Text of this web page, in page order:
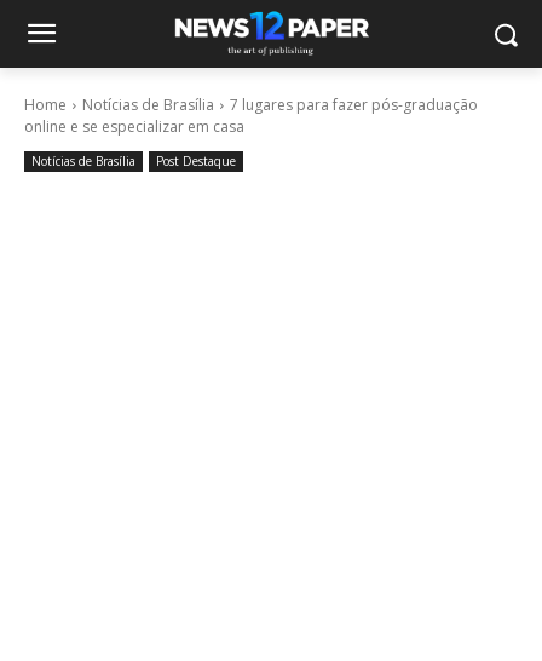
Home Notícias de Brasília
7 lugares para fazer pós-graduação
online e se especializar em casa
Notícias de Brasília Post Destaque